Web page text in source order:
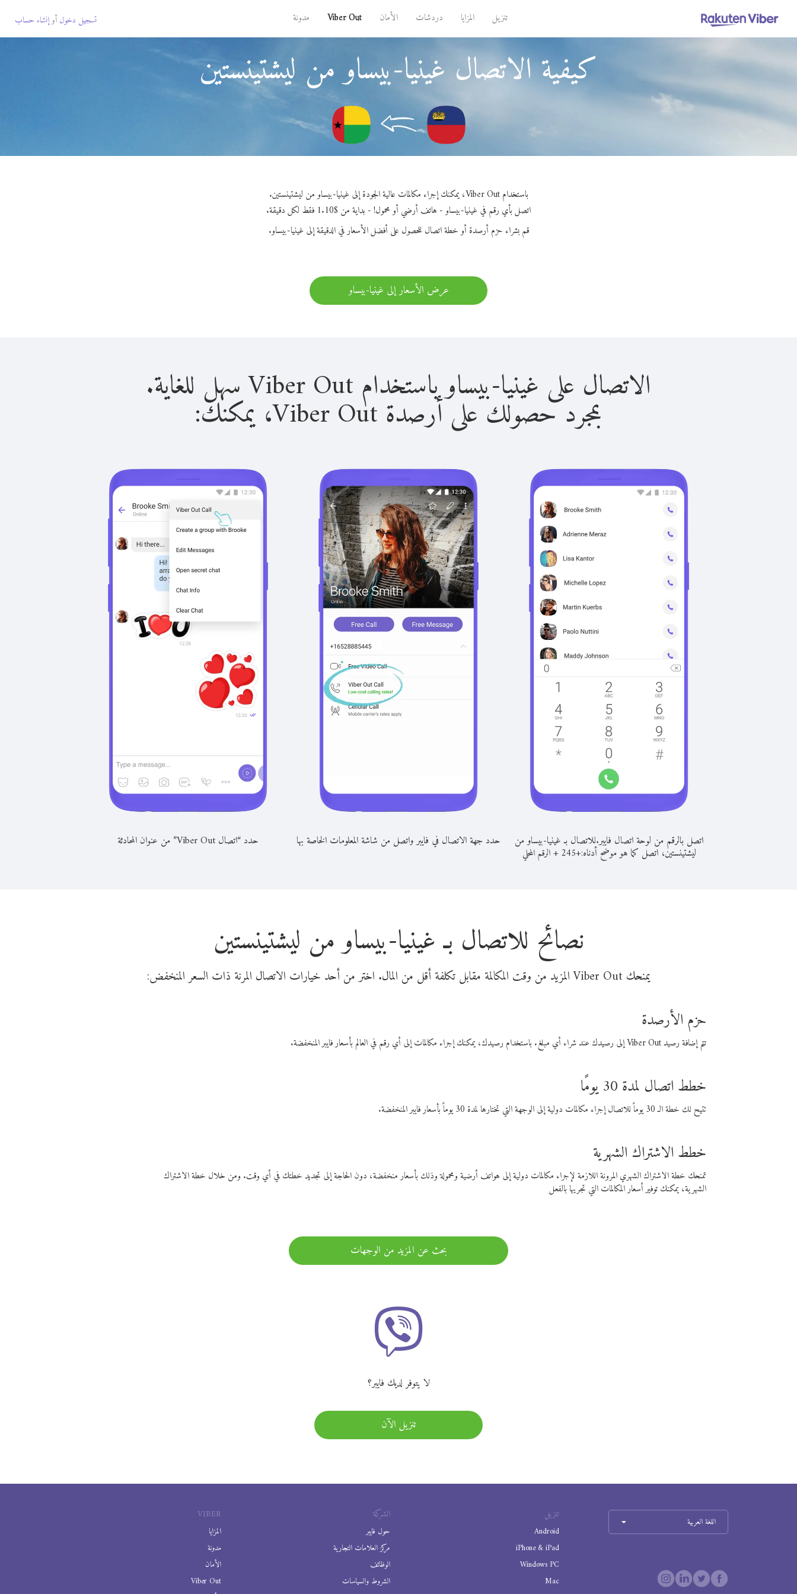
تنزيل المزايا دردشات الأمان Viber Out مدونة تسجيل دخول أوإنشاء حساب
كيفية الاتصال غينيا-بيساو من ليشتينستين
باستخدام Viber Out، يمكنك إجراء مكالمات عالية الجودة إلى غينيا-بيساو من ليشتينستين.
اتصل بأي رقم في غينيا-بيساو - هاتف أرضي أو محمول! - بداية من $1.10 فقط لكل دقيقة.
قم بشراء حزم أرصدة أو خطة اتصال للحصول على أفضل الأسعار في الدقيقة إلى غينيا-بيساو.
عرض الأسعار إلى غينيا-بيساو
الاتصال على غينيا-بيساو باستخدام Viber Out سهل للغاية.
بمجرد حصولك على أرصدة Viber Out، يمكنك:
اتصل بالرقم من لوحة اتصال فايبر.للاتصال بـ غينيا-بيساو من
ليشتينستين، اتصل كما هو موضح أدناه:+
245
+الرقم المحلي
حدد جهة الاتصال في فايبر واتصل من شاشة المعلومات الخاصة بها حدد “اتصال Viber Out” من عنوان المحادثة
نصائح للاتصال بـ غينيا-بيساو من ليشتينستين
يمنحك Viber Out المزيد من وقت المكالمة مقابل تكلفة أقل من المال. اختر من أحد خيارات الاتصال المرنة ذات السعر المنخفض:
حزم الأرصدة
تتم إضافة رصيد Viber Out إلى رصيدك عند شراء أي مبلغ. باستخدام رصيدك، يمكنك إجراء مكالمات إلى أي رقم في العالم بأسعار فايبر المنخفضة.
خطط اتصال لمدة 30 يومًا
تتيح لك خطة الـ 30 يوماً للاتصال إجراء مكالمات دولية إلى الوجهة التي تختارها لمدة 30 يوماً بأسعار فايبر المنخفضة.
خطط الاشتراك الشهرية
تمنحك خطة الاشتراك الشهري المرونة اللازمة لإجراء مكالمات دولية إلى هواتف أرضية ومحمولة وذلك بأسعار منخفضة، دون الحاجة إلى تجديد خطتك في أي وقت. ومن خلال خطة الاشتراك
الشهرية، يمكنك توفير أسعار المكالمات التي تجريها بالفعل
بحث عن المزيد من الوجهات
لا يتوفر لديك فايبر؟
تنزيل الآن
VIBER
المزايا
مدونة
الأمان
Viber Out
الشركة
حول فايبر
مركز العلامات التجارية
الوظائف
الشروط والسياسات
تنزيل
Android
iPhone & iPad
Windows PC
Mac
اللغة العربية